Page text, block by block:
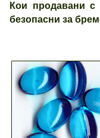
Кои продавани с
безопасни за